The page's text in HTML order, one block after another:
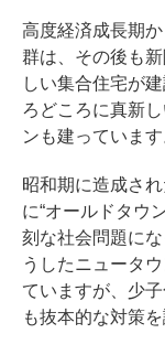
高度経済成長期
群は、その後も
しい集合住宅が
ろどころに真新
ンも建っています
昭和期に造成さ
に“オールドタウ
刻な社会問題に
うしたニュータ
ていますが、少
も抜本的な対策